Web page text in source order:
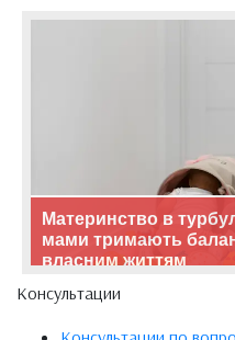
Материнство в
мами тримають
власним життям
Консультации